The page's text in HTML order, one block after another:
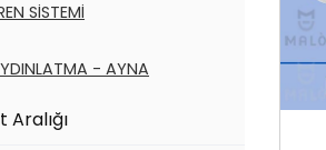
SİSTEMİ
- AYNA
SİSTEMİ
Aralığı